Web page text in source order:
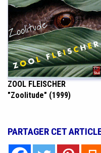
ZOOL FLEISCHER
"Zoolitude" (1999)
PARTAGER CET